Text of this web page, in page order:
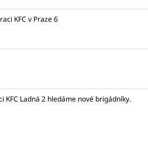
KFC v Praze 6
Ladná 2 hledáme nové brigádníky.